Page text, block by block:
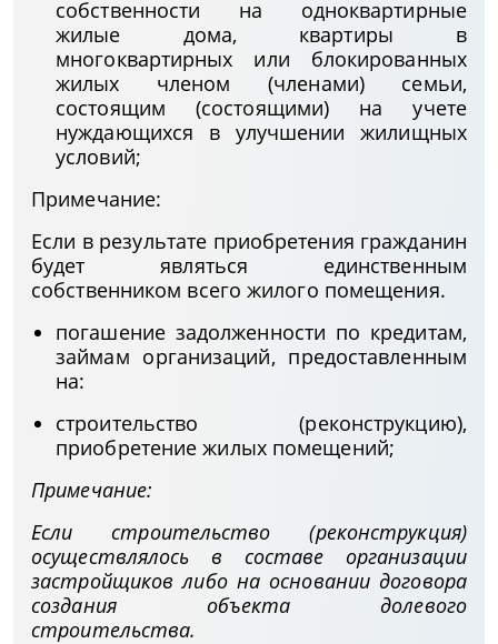
собственности на одноквартирные
жилые дома, квартиры в
многоквартирных или блокированных
жилых членом (членами) семьи,
состоящим (состоящими) на учете
нуждающихся в улучшении жилищных
условий;
Примечание:
Если в результате приобретения гражданин
будет являться единственным
собственником всего жилого помещения.
погашение задолженности по кредитам,
займам организаций, предоставленным
на:
строительство (реконструкцию),
приобретение жилых помещений;
Примечание:
Если строительство (реконструкция)
осуществлялось в составе организации
застройщиков либо на основании договора
создания объекта долевого
строительства.